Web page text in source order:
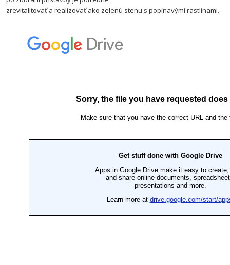
zrevitalitovať a realizovať ako zelenú stenu s popínavými rastlinami.